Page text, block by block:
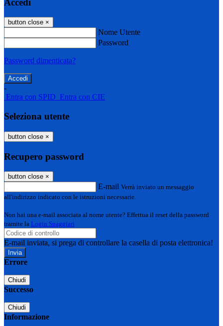
Accedi
button close ×
Nome Utente
Password
Password dimenticata?
-
Entra con SPID Entra con CIE
Seleziona utente
button close ×
Recupero password
button close ×
E-mail Verrà inviato un messaggio
all'indirizzo indicato con le istruzioni necessarie.
Non hai una e-mail associata al nome utente? Effettua il reset della password
tramite la Login Spaggiari
E-mail inviata, si prega di controllare la casella di posta elettronica!
Errore
Chiudi
Successo
Chiudi
Informazione